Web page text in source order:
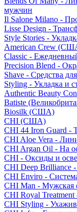
мужчин
Il Salone Milano -
Lisse Design -
Style Stories -
American Crew
Classic -
Precision Blend -
Shave - Средства
Styling - Укладка и
Authentic Beauty
Batiste
Biosilk (США)
CHI (США)
CHI 44 Iron Guard -
CHI Aloe Vera -
CHI Argan Oil - На
CHI - Оксиды и
CHI Deep Brilliance
CHI Enviro -
CHI Man - Мужская
CHI Royal
CHI Styling -